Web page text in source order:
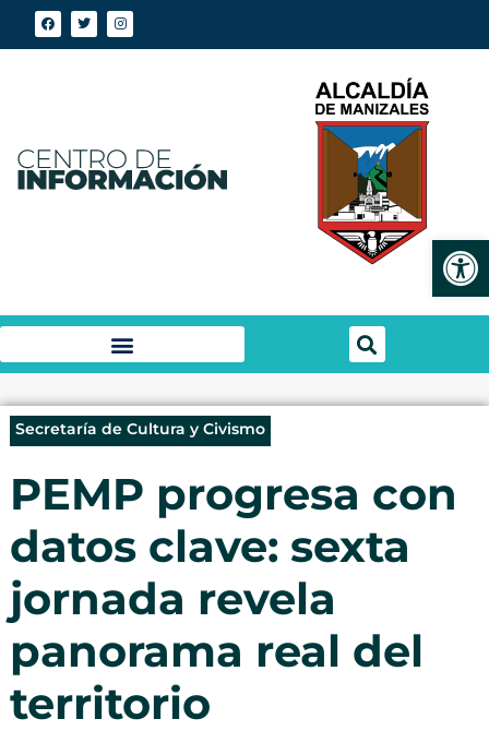
Secretaría de Cultura y Civismo
PEMP progresa con
datos clave: sexta
jornada revela
panorama real del
territorio